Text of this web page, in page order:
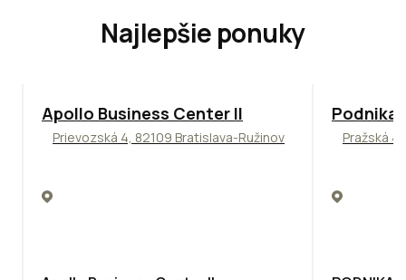
Najlepšie ponuky
TOP NOVINKA ODPORÚČAME
Apollo Business Center II
Prievozská 4, 82109 Bratislava-Ružinov Pražská